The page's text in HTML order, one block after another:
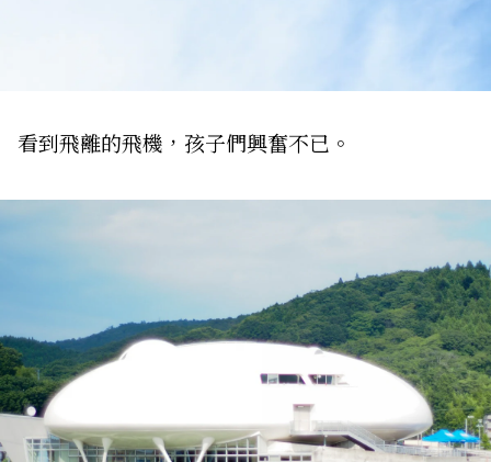
看到飛離的飛機，孩子們興奮不已。